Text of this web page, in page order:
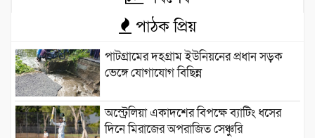
পাঠক প্রিয়
পাটগ্রামের দহগ্রাম ইউনিয়নের প্রধান সড়ক
ভেঙ্গে যোগাযোগ বিছিন্ন
অস্ট্রেলিয়া একাদশের বিপক্ষে ব্যাটিং ধসের
দিনে মিরাজের অপরাজিত সেঞ্চুরি